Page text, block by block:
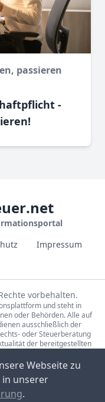
passieren
-
.net
Impressum
vorbehalten.
und steht in
oder Behörden. Alle auf
ausschließlich der
oder Steuerberatung
der bereitgestellten
an einen qualifizierten
auf den Erhebungen der
(Lizenz:
Webseite zu
unserer
.